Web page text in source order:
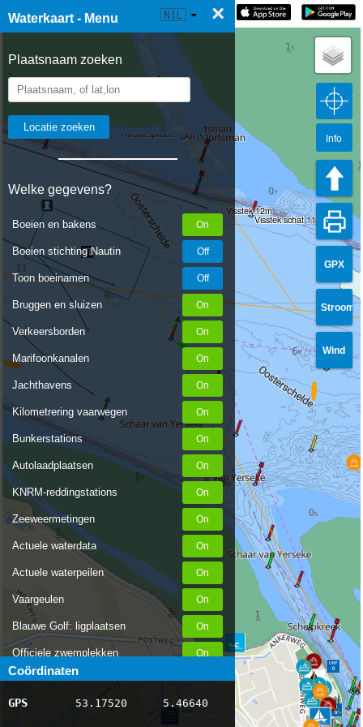
Waterkaart - Menu ×
Plaatsnaam zoeken
Welke gegevens?
Boeien en bakens
Boeien stichting Nautin
Toon boeinamen
Bruggen en sluizen
Verkeersborden
Marifoonkanalen
Jachthavens
Kilometrering vaarwegen
Bunkerstations
Autolaadplaatsen
KNRM-reddingstations
Zeeweermetingen
Actuele waterdata
Actuele waterpeilen
Vaargeulen
Blauwe Golf: ligplaatsen
Officiele zwemplekken
Stremmingen/hinder
AIS scheepsposities
Coördinaten
GPS 53.17520 5.46640
☰ Waterkaart Live 🇳🇱
GPX
Stroom
Wind
Visstek schat 11 meters
Visstek 12m
Info